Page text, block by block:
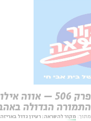
התמורה הגדולה
מתוך: מקור להשראה: רעיון גדול